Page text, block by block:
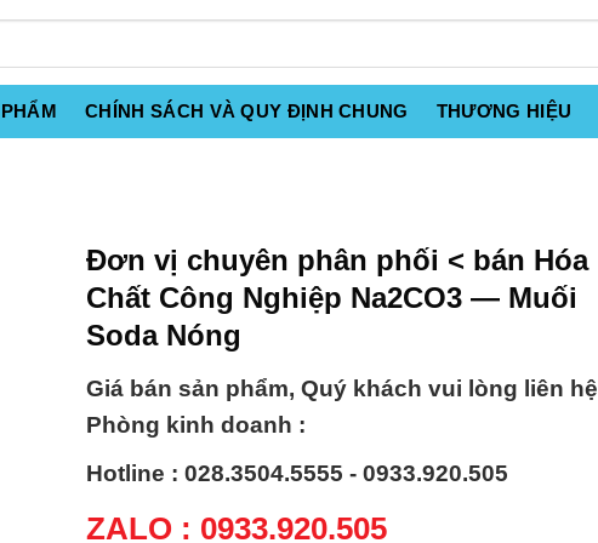
CHÍNH SÁCH VÀ QUY ĐỊNH CHUNG THƯƠNG HIỆU
Đơn vị chuyên phân phối < bán Hóa
Chất Công Nghiệp Na2CO3 — Muối
Soda Nóng
Giá bán sản phẩm, Quý khách vui lòng liên hệ
Phòng kinh doanh :
Hotline : 028.3504.5555 - 0933.920.505
ZALO : 0933.920.505